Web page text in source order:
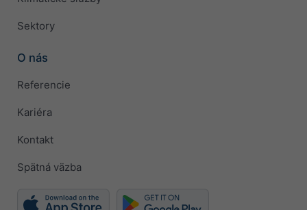
Sektory
O nás
Referencie
Kariéra
Kontakt
Spätná väzba